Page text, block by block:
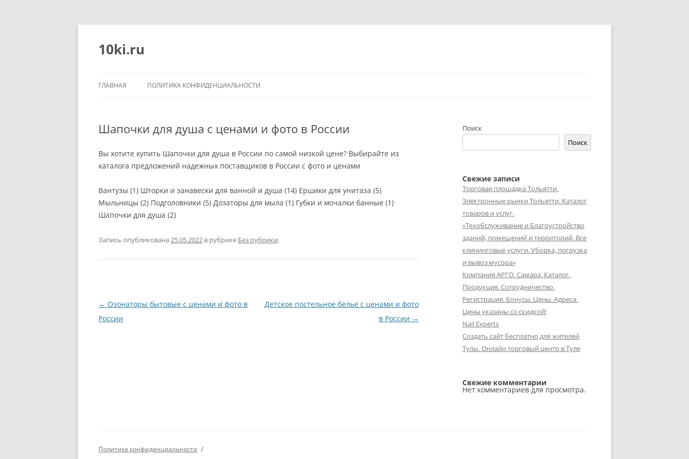
Перейти
содержимому
10ki.ru
ГЛАВНАЯ ПОЛИТИКА КОНФИДЕНЦИАЛЬНОСТИ
Шапочки для душа с ценами и фото в России
Вы хотите купить Шапочки для душа в России по самой низкой цене? Выбирайте из
каталога предложений надежных поставщиков в России с фото и ценами
Вантузы (1) Шторки и занавески для ванной и душа (14) Ершики для унитаза (5)
Мыльницы (2) Подголовники (5) Дозаторы для мыла (1) Губки и мочалки банные (1)
Шапочки для душа (2)
Запись опубликована 25.05.2022 в рубрике Без рубрики.
Навигация
по
← Озонаторы бытовые с ценами и фото в
России
Детское постельное белье с ценами и фото
в России →
Поиск
Поиск
Свежие записи
Торговая площадка Тольятти.
Электронные рынки Тольятти. Каталог
товаров и услуг.
«Техобслуживание и Благоустройство
зданий, помещений и территорий. Все
клининговые услуги. Уборка, погрузка
и вывоз мусора»
Компания АРГО. Самара. Каталог.
Продукция. Сотрудничество.
Регистрация. Бонусы. Цены. Адреса.
Цены указаны со скидкой!
Nail Experts
Создать сайт бесплатно для жителей
Тулы. Онлайн торговый центр в Туле
Свежие комментарии
Нет комментариев для просмотра.
Политика конфиденциальности